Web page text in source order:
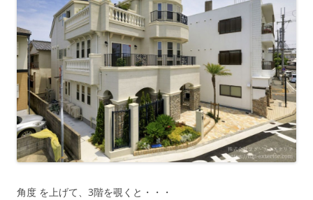
角度 を上げて、3階を覗くと・・・